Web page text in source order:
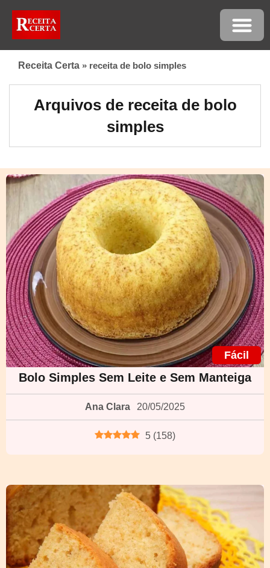
Receita Certa » receita de bolo simples
Arquivos de receita de bolo
simples
Fácil
Bolo Simples Sem Leite e Sem Manteiga
Ana Clara 20/05/2025
5 (158)